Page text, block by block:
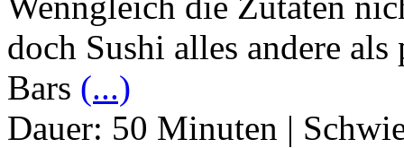
doch Sushi alles andere
Bars (...)
Dauer: 50 Minuten |